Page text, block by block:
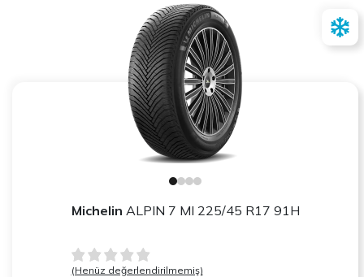
Michelin ALPIN 7 MI 225/45 R17 91H
(Henüz değerlendirilmemiş)